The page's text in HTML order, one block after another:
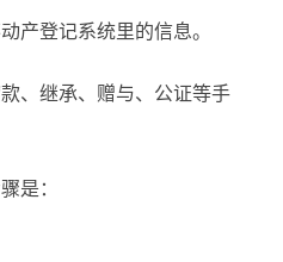
产登记系统里的信息。
、继承、赠与、公证等手
是：